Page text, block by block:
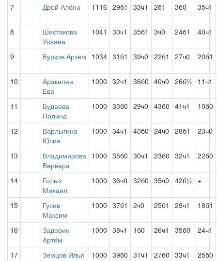
7 Дрей Алёна 1116 29б1 33ч1 2б1 3б0 35ч1
8
Шестакова
Ульяна
1041 30ч1 35б1 3ч0 24б1 40ч1
9 Бурков Артём 1034 31б1 39ч0 22б1 27ч0 20б1
10
Аракелян
Ева
1000 32ч1 36б0 40ч0 26б½ 11ч1
11
Будаева
Полина
1000 33б0 29ч0 43б0 41ч1 10б0
12
Варлыгина
Юлия
1000 34ч1 40б0 24ч0 28б1 23ч0
13
Владимирова
Варвара
1000 35б0 30ч1 23б0 32ч1 22б0
14
Голых
Михаил
1000 36ч0 32б0 35ч0 42б½ +
15
Гусев
Максим
1000 37б1 2ч0 25б1 29ч1 18б1
16
Задорин
Артём
1000 38ч1 1б0 26ч1 35б0 24ч1
17 Земцов Илья 1000 39б0 31ч1 27б0 33ч1
25б0